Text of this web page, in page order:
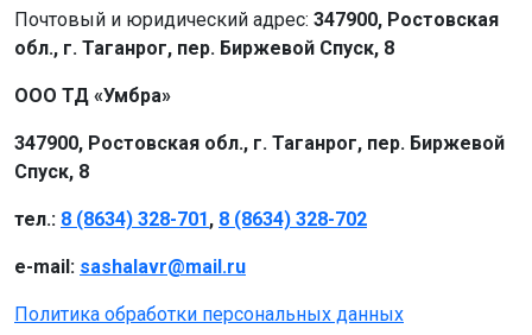
Почтовый и юридический адрес: 347900, Ростовская
обл., г. Таганрог, пер. Биржевой Спуск, 8
ООО ТД «Умбра»
347900, Ростовская обл., г. Таганрог, пер. Биржевой
Спуск, 8
тел.: 8 (8634) 328-701, 8 (8634) 328-702
e-mail: sashalavr@mail.ru
Политика обработки персональных данных